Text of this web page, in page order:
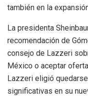
también en la
La presidenta
recomendación de
consejo de Lazzeri
México o aceptar
Lazzeri eligió
significativas en su